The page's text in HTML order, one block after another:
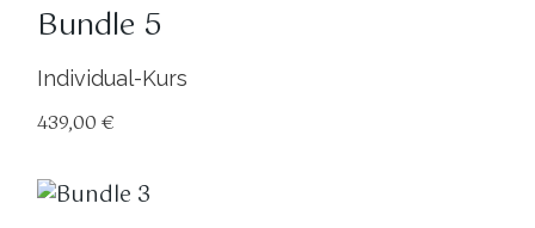
Bundle 5
Individual-Kurs
439,00€